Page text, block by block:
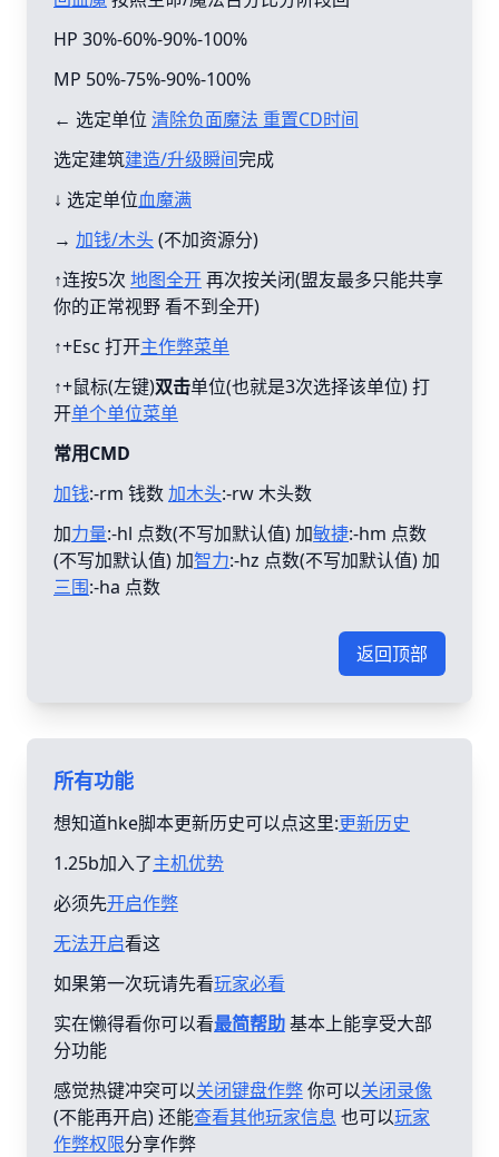
HP 30%-60%-90%-100%
MP 50%-75%-90%-100%
← 选定单位 清除负面魔法 重置CD时间
选定建筑建造/升级瞬间完成
↓ 选定单位血魔满
→ 加钱/木头(不加资源分)
↑连按5次 地图全开再次按关闭(盟友最多只能共享
你的正常视野 看不到全开)
↑+Esc 打开主作弊菜单
↑+鼠标(左键)双击单位(也就是3次选择该单位) 打
开单个单位菜单
常用CMD
加钱:-rm 钱数加木头:-rw 木头数
加力量:-hl 点数(不写加默认值) 加敏捷:-hm 点数
(不写加默认值) 加智力:-hz 点数(不写加默认值) 加
三围:-ha 点数
返回顶部
所有功能
想知道hke脚本更新历史可以点这里:更新历史
1.25b加入了主机优势
必须先开启作弊
无法开启看这
如果第一次玩请先看玩家必看
实在懒得看你可以看最简帮助基本上能享受大部
分功能
感觉热键冲突可以关闭键盘作弊你可以关闭录像
(不能再开启) 还能查看其他玩家信息 也可以玩家
作弊权限分享作弊